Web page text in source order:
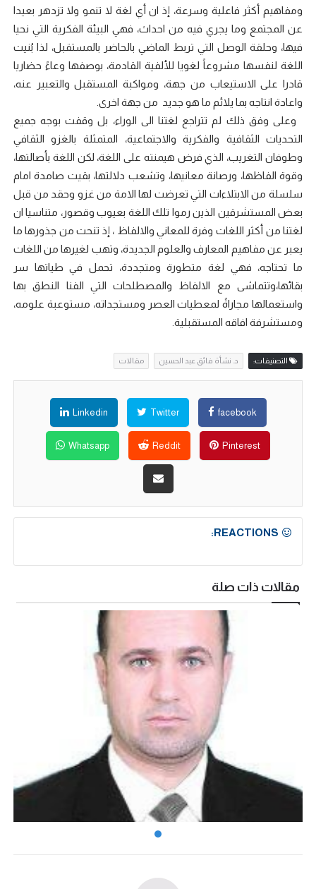
ومفاهيم أكثر فاعلية وسرعة، إذ ان أي لغة لا تنمو ولا تزدهر بعيدا
عن المجتمع وما يجري فيه من احداث، فهي البيئة الفكرية التي نحيا
فيها، وحلقة الوصل التي تربط الماضي بالحاضر بالمستقبل، لذا بُنيت
اللغة لنفسها مشروعاً لغويا للألفية القادمة، بوصفها وعاءً حضاريا
قادرا على الاستيعاب من جهة، ومواكبة المستقبل والتعبير عنه،
واعادة انتاجه بما يلائم ما هو جديد من جهة اخرى.
وعلى وفق ذلك لم تتراجع لغتنا الى الوراء، بل وقفت بوجه جميع
التحديات الثقافية والفكرية والاجتماعية، المتمثلة بالغزو الثقافي
وطوفان التغريب، الذي فرض هيمنته على اللغة، لكن اللغة بأصالتها،
وقوة الفاظها، ورصانة معانيها، وتشعب دلالتها، بقيت صامدة امام
سلسلة من الابتلاءات التي تعرضت لها الامة من غزو وحقد من قبل
بعض المستشرقين الذين رموا تلك اللغة بعيوب وقصور، متناسيا ان
لغتنا من أكثر اللغات وفرة للمعاني والالفاظ ، إذ تنحت من جذورها ما
يعبر عن مفاهيم المعارف والعلوم الجديدة، وتهب لغيرها من اللغات
ما تحتاجه، فهي لغة متطورة ومتجددة، تحمل في طياتها سر
بقائها،وتتماشى مع الالفاظ والمصطلحات التي الفنا النطق بها
واستعمالها مجاراةً لمعطيات العصر ومستجداته، مستوعبة علومه،
ومستشرفة افاقه المستقبلية.
التصنيفات: د. نشأة فائق عبد الحسين مقالات
facebook
Twitter
Linkedin
Pinterest
Reddit
Whatsapp
REACTIONS:
مقالات ذات صلة